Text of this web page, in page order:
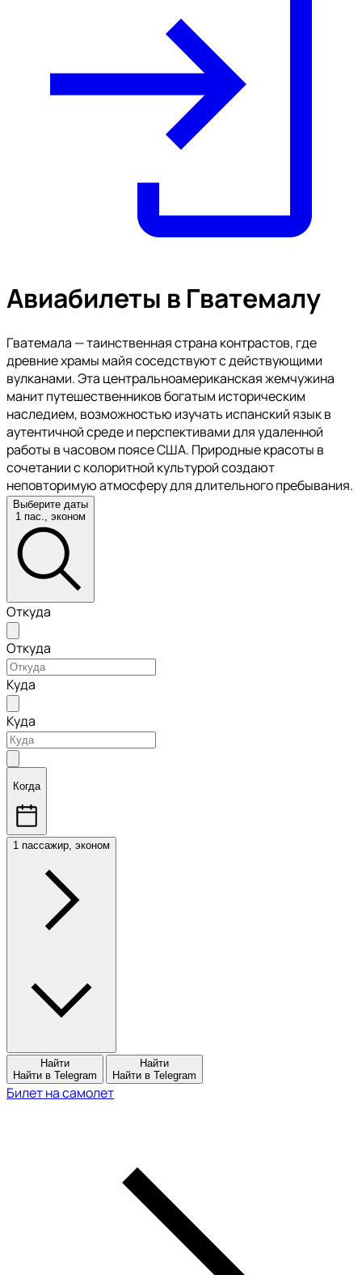
Авиабилеты в Гватемалу
Гватемала — таинственная страна контрастов, где
древние храмы майя соседствуют с действующими
вулканами. Эта центральноамериканская жемчужина
манит путешественников богатым историческим
наследием, возможностью изучать испанский язык в
аутентичной среде и перспективами для удаленной
работы в часовом поясе США. Природные красоты в
сочетании с колоритной культурой создают
неповторимую атмосферу для длительного пребывания.
Выберите даты
1 пас., эконом
Откуда
Откуда
Куда
Куда
Когда
1 пассажир, эконом
Найти
Найти в Telegram
Найти
Найти в Telegram
Билет на самолет